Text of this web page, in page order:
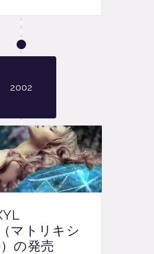
マトリキシ
の発売
2002